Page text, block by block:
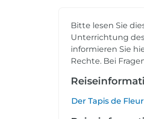
Bitte lesen Sie
Unterrichtung des
informieren Sie
Rechte. Bei
Der Tapis de